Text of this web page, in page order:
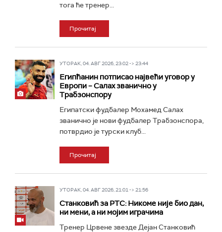
тога ће тренер...
Прочитај
УТОРАК, 04. АВГ 2026, 23:02 -> 23:44
Египћанин потписао највећи уговор у
Европи – Салах званично у
Трабзонспору
Египатски фудбалер Мохамед Салах
званично је нови фудбалер Трабзонспора,
потврдио је турски клуб...
Прочитај
УТОРАК, 04. АВГ 2026, 21:01 -> 21:56
Станковић за РТС: Никоме није био дан,
ни мени, а ни мојим играчима
Тренер Црвене звезде Дејан Станковић